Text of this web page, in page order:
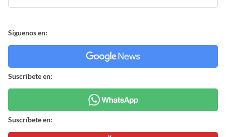
Síguenos en:
Suscríbete en:
Suscríbete en: